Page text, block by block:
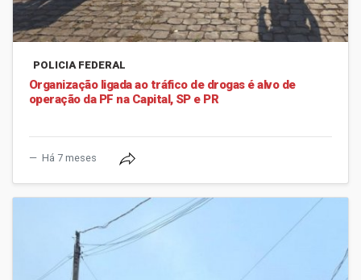
POLICIA FEDERAL
Organização ligada ao tráfico de drogas é alvo de
operação da PF na Capital, SP e PR
Há 7 meses